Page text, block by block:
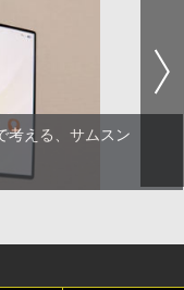
考える、サムスン